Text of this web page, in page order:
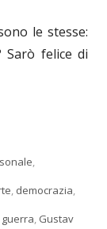
le stesse:
Sarò felice di
,
, democrazia,
guerra, Gustav